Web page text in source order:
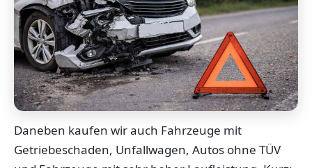
Daneben kaufen wir auch Fahrzeuge mit
Getriebeschaden, Unfallwagen, Autos ohne TÜV